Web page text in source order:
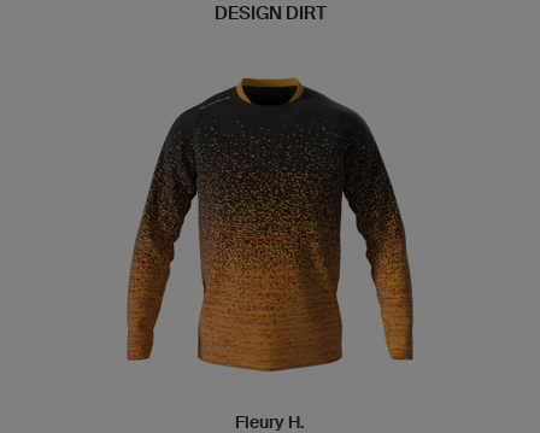
DESIGN DIRT
Fleury H.